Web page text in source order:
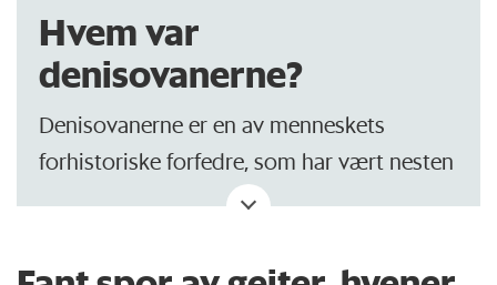
Hvem var
denisovanerne?
Denisovanerne er en av menneskets
forhistoriske forfedre, som har vært nesten